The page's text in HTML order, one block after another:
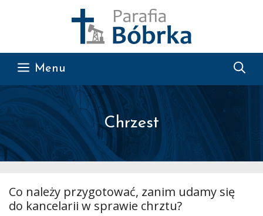
Menu
Chrzest
Co należy przygotować, zanim udamy się
do kancelarii w sprawie chrztu?